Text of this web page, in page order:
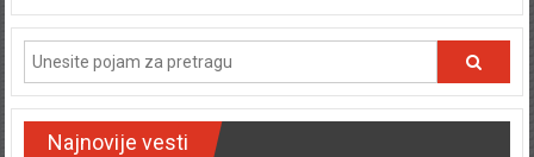
Najnovije vesti